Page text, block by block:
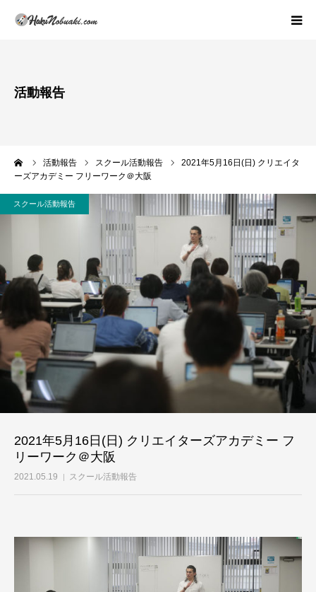
活動報告
活動報告 スクール活動報告
2021年5月16日(日) クリエイタ
ーズアカデミー フリーワーク＠大阪
スクール活動報告
2021年5月16日(日) クリエイターズアカデミー フ
リーワーク＠大阪
2021.05.19 スクール活動報告
著書紹介
活動報告
お問い合わせ